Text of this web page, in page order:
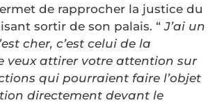
de rapprocher la justice du
sortir de son palais. “ J’ai un
cher, c’est celui de la
veux attirer votre attention sur
qui pourraient faire l’objet
directement devant le